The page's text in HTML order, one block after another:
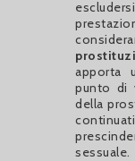
apporta
punto di
della
sessuale.